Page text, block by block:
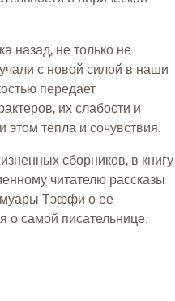
назад, не только не
с новой силой в наши
передает
их слабости и
тепла и сочувствия.
сборников, в книгу
читателю рассказы
Тэффи о ее
о самой писательнице.